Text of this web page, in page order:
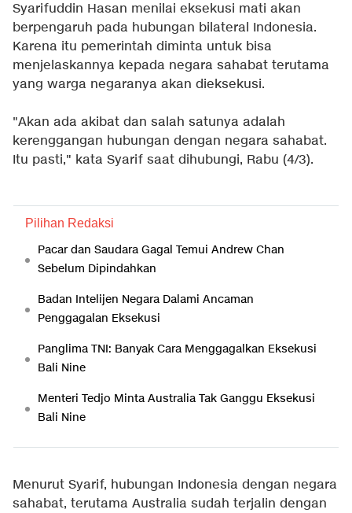
Syarifuddin Hasan menilai eksekusi mati akan
berpengaruh pada hubungan bilateral Indonesia.
Karena itu pemerintah diminta untuk bisa
menjelaskannya kepada negara sahabat terutama
yang warga negaranya akan dieksekusi.
"Akan ada akibat dan salah satunya adalah
kerenggangan hubungan dengan negara sahabat.
Itu pasti," kata Syarif saat dihubungi, Rabu (4/3).
Pilihan Redaksi
Pacar dan Saudara Gagal Temui Andrew Chan
Sebelum Dipindahkan
Badan Intelijen Negara Dalami Ancaman
Penggagalan Eksekusi
Panglima TNI: Banyak Cara Menggagalkan Eksekusi
Bali Nine
Menteri Tedjo Minta Australia Tak Ganggu Eksekusi
Bali Nine
Menurut Syarif, hubungan Indonesia dengan negara
sahabat, terutama Australia sudah terjalin dengan